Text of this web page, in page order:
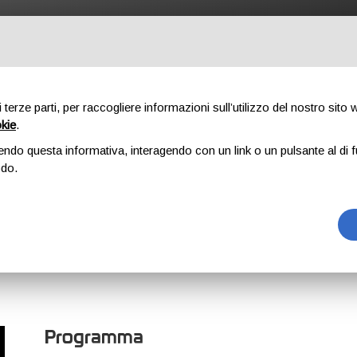
PROFESSIONAL COMPONENTI CHI SIAMO
SUL LAVORO GWO BST SS (SEA SURVIVAL)
(SEA
Programma
parti, per raccogliere informazioni sull’utilizzo del nostro sito
.
questa informativa, interagendo con un link o un pulsante al di